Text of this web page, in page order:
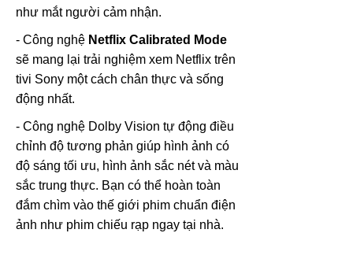
như mắt người cảm nhận.
- Công nghệ Netflix Calibrated Mode
sẽ mang lại trải nghiệm xem Netflix trên
tivi Sony một cách chân thực và sống
động nhất.
- Công nghệ Dolby Vision tự động điều
chỉnh độ tương phản giúp hình ảnh có
độ sáng tối ưu, hình ảnh sắc nét và màu
sắc trung thực. Bạn có thể hoàn toàn
đắm chìm vào thế giới phim chuẩn điện
ảnh như phim chiếu rạp ngay tại nhà.